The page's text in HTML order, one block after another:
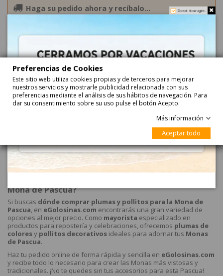
Haga su pedido ahora y recíbalo...
entre25-08-2026y26-08-2026conCorreos Express Baleares
Conejo con ojos 5cm 24uds RUBIES para Mona de
Pascua
Mona de Pascua?
Si buscas dónde comprar plumas y pollitos para la Mona de
Pascua, en eGolosinas.com encontrarás una gran variedad de
opciones al mejor precio. Como mayorista especializado en
productos para repostería y celebraciones, ofrecemos plumas de
coloresy pollitos decorativos ideales para adornar tus Monas
de Pascua.
Haz tu pedido online de forma rápida y sencilla en eGolosinas.com
y recibe todo lo necesario para crear las Monas más vistosas y
tradicionales. ¡No te quedes sin tus accesorios para esta Pascua!
Do not show again.
Preferencias de Cookies
Este sitio web utiliza cookies propias y de terceros para mejorar
nuestros servicios y mostrarle publicidad relacionada con sus
preferencias mediante el análisis de sus hábitos de navegación. Para
dar su consentimiento sobre su uso pulse el botón Acepto.
Más información
Aceptar todo